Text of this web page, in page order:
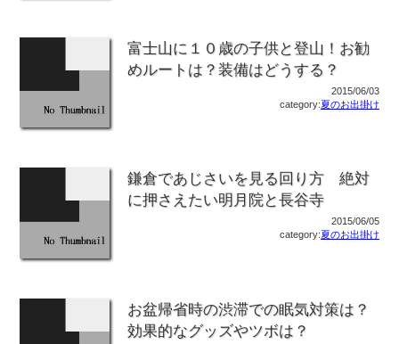
富士山に１０歳の子供と登山！お勧
めルートは？装備はどうする？
2015/06/03
category:夏のお出掛け
鎌倉であじさいを見る回り方 絶対
に押さえたい明月院と長谷寺
2015/06/05
category:夏のお出掛け
お盆帰省時の渋滞での眠気対策は？
効果的なグッズやツボは？